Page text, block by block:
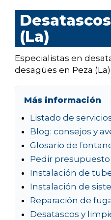
(La)
Especialistas en
desagües en Peza (La).
Más información
Listado de
Blog: consejos y
Glosario de
Pedir presupuesto
Instalación de
Instalación de
Reparación de
Desatascos y